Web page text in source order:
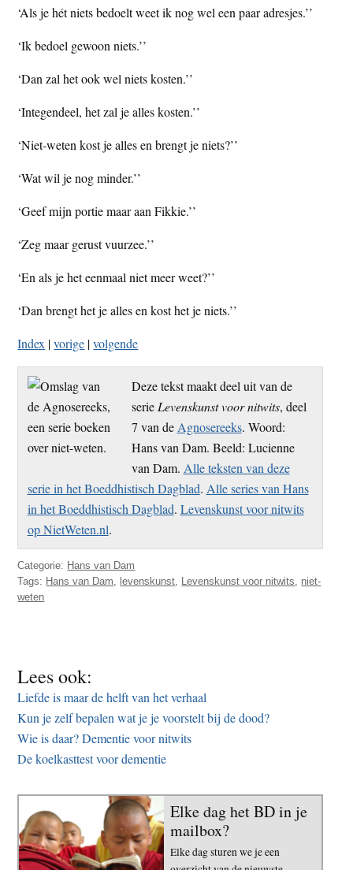
‘Als je hét niets bedoelt weet ik nog wel een paar adresjes.’’
‘Ik bedoel gewoon niets.’’
‘Dan zal het ook wel niets kosten.’’
‘Integendeel, het zal je alles kosten.’’
‘Niet-weten kost je alles en brengt je niets?’’
‘Wat wil je nog minder.’’
‘Geef mijn portie maar aan Fikkie.’’
‘Zeg maar gerust vuurzee.’’
‘En als je het eenmaal niet meer weet?’’
‘Dan brengt het je alles en kost het je niets.’’
Index |vorige |volgende
Deze tekst maakt deel uit van de
serie Levenskunst voor nitwits, deel
7 van de Agnosereeks. Woord:
Hans van Dam. Beeld: Lucienne
van Dam. Alle teksten van deze
serie in het Boeddhistisch Dagblad. Alle series van Hans
in het Boeddhistisch Dagblad. Levenskunst voor nitwits
op NietWeten.nl.
Categorie: Hans van Dam
Tags: Hans van Dam, levenskunst, Levenskunst voor nitwits, niet-
weten
Lees ook:
Liefde is maar de helft van het verhaal
Kun je zelf bepalen wat je je voorstelt bij de dood?
Wie is daar? Dementie voor nitwits
De koelkasttest voor dementie
Elke dag het BD in je
mailbox?
Elke dag sturen we je een